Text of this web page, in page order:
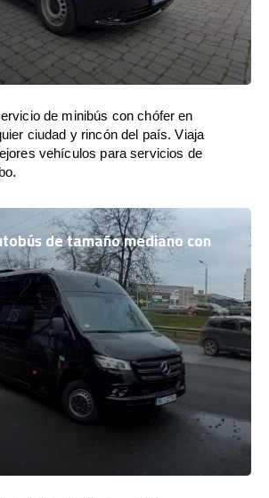
de minibús con chófer en
ciudad y rincón del país. Viaja
vehículos para servicios de
de tamaño mediano con